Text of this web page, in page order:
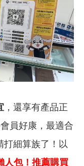
，還享有產品正
員好康，最適合
打細算族了！以
人包！推薦購買